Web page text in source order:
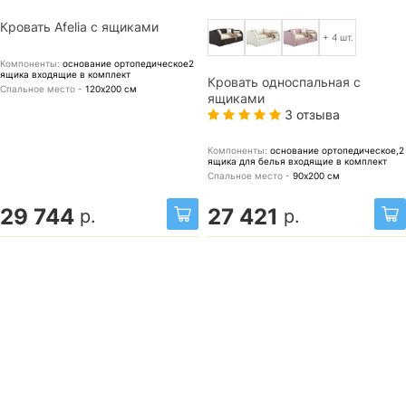
Кровать Afelia с ящиками
Компоненты: основание ортопедическое2
ящика входящие в комплект
Спальное место - 120х200 см
29 744 р.
+ 4 шт.
Кровать односпальная с
ящиками
3 отзыва
Компоненты: основание ортопедическое,2
ящика для белья входящие в комплект
Спальное место - 90х200 см
27 421 р.